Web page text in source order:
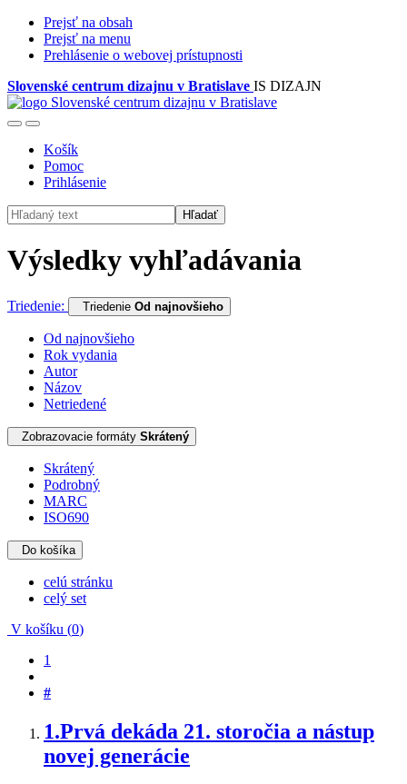
Prejsť na obsah
Prejsť na menu
Prehlásenie o webovej prístupnosti
Slovenské centrum dizajnu v Bratislave IS DIZAJN
Košík
Pomoc
Prihlásenie
Hľadať
Výsledky vyhľadávania
Triedenie: Triedenie Od najnovšieho
Od najnovšieho
Rok vydania
Autor
Názov
Netriedené
Zobrazovacie formáty Skrátený
Skrátený
Podrobný
MARC
ISO690
Do košíka
celú stránku
celý set
V košíku (0)
1
#
1.Prvá dekáda 21. storočia a nástup
novej generácie